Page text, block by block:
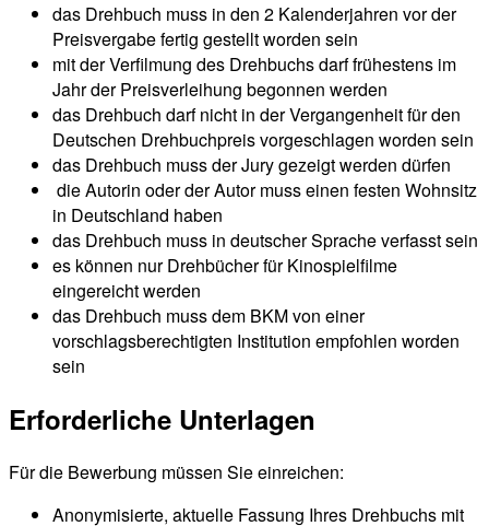
das Drehbuch muss in den 2 Kalenderjahren vor der
Preisvergabe fertig gestellt worden sein
mit der Verfilmung des Drehbuchs darf frühestens im
Jahr der Preisverleihung begonnen werden
das Drehbuch darf nicht in der Vergangenheit für den
Deutschen Drehbuchpreis vorgeschlagen worden sein
das Drehbuch muss der Jury gezeigt werden dürfen
die Autorin oder der Autor muss einen festen Wohnsitz
in Deutschland haben
das Drehbuch muss in deutscher Sprache verfasst sein
es können nur Drehbücher für Kinospielfilme
eingereicht werden
das Drehbuch muss dem BKM von einer
vorschlagsberechtigten Institution empfohlen worden
sein
Erforderliche Unterlagen
Für die Bewerbung müssen Sie einreichen:
Anonymisierte, aktuelle Fassung Ihres Drehbuchs mit